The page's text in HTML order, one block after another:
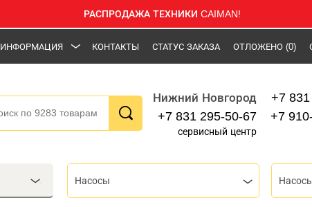
РАСПРОДАЖА ТЕХНИКИ CAIMAN!
ИНФОРМАЦИЯ КОНТАКТЫ СТАТУС ЗАКАЗА ОТЛОЖЕНО (0)
Нижний Новгород
+7 831 295-50-67
сервисный центр
+7
+7
Насосы